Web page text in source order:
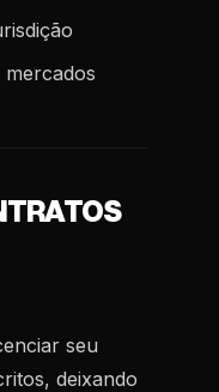
mercados
seu
deixando